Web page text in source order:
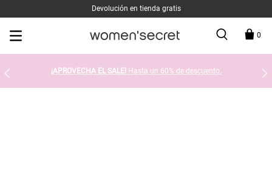
Devolución en tienda gratis
0
¡APROVECHA EL SALE! Hasta un 60% de descuento.